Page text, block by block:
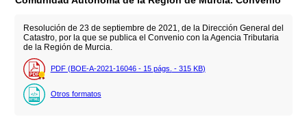
Resolución de 23 de septiembre de 2021, de la Dirección General del
Catastro, por la que se publica el Convenio con la Agencia Tributaria
de la Región de Murcia.
PDF (BOE-A-2021-16046 - 15 págs. - 315 KB)
Otros formatos